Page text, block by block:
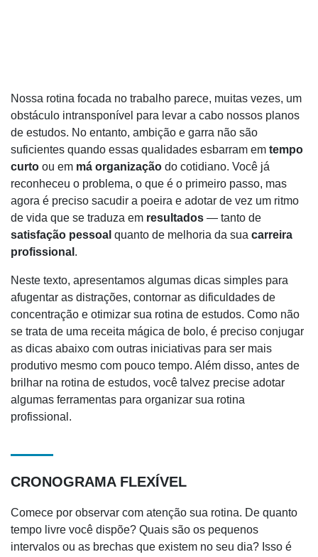
Nossa rotina focada no trabalho parece, muitas vezes, um
obstáculo intransponível para levar a cabo nossos planos
de estudos. No entanto, ambição e garra não são
suficientes quando essas qualidades esbarram em tempo
curto ou em má organização do cotidiano. Você já
reconheceu o problema, o que é o primeiro passo, mas
agora é preciso sacudir a poeira e adotar de vez um ritmo
de vida que se traduza em resultados — tanto de
satisfação pessoal quanto de melhoria da sua carreira
profissional .
Neste texto, apresentamos algumas dicas simples para
afugentar as distrações, contornar as dificuldades de
concentração e otimizar sua rotina de estudos. Como não
se trata de uma receita mágica de bolo, é preciso conjugar
as dicas abaixo com outras iniciativas para ser mais
produtivo mesmo com pouco tempo. Além disso, antes de
brilhar na rotina de estudos, você talvez precise adotar
algumas ferramentas para organizar sua rotina
profissional.
CRONOGRAMA FLEXÍVEL
Comece por observar com atenção sua rotina. De quanto
tempo livre você dispõe? Quais são os pequenos
intervalos ou as brechas que existem no seu dia? Isso é